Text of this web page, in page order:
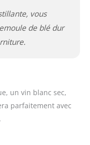
vous
de blé dur
un vin blanc sec,
parfaitement avec